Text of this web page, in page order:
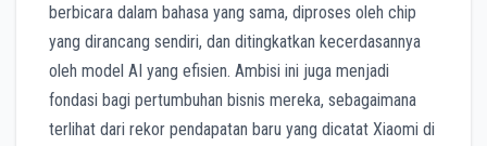
berbicara dalam bahasa yang sama, diproses oleh chip
yang dirancang sendiri, dan ditingkatkan kecerdasannya
oleh model AI yang efisien. Ambisi ini juga menjadi
fondasi bagi pertumbuhan bisnis mereka, sebagaimana
terlihat dari rekor pendapatan baru yang dicatat Xiaomi di